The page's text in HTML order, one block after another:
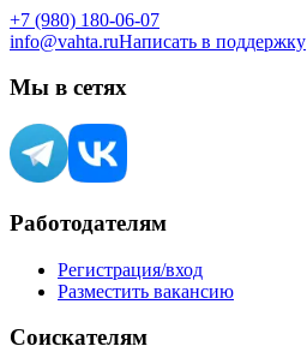
+7 (980) 180-06-07
info@vahta.ruНаписать в поддержку
Мы в сетях
Работодателям
Регистрация/вход
Разместить вакансию
Соискателям